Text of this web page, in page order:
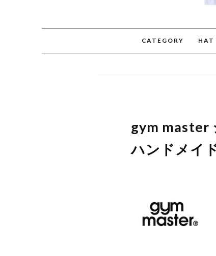
CATEGORY HAT
gym master
ハンドメイ